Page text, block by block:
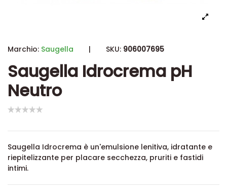
Marchio: Saugella | SKU: 906007695
Saugella Idrocrema pH
Neutro
Saugella Idrocrema è un'emulsione lenitiva, idratante e
riepitelizzante per placare secchezza, pruriti e fastidi
intimi.